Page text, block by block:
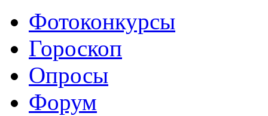
Фотоконкурсы
Гороскоп
Опросы
Форум